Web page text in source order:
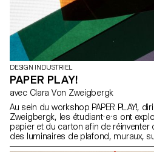
DESIGN INDUSTRIEL
PAPER PLAY!
avec Clara Von Zweigbergk
Au sein du workshop PAPER PLAY!,
Zweigbergk, les étudiant·e·s ont
papier et du carton afin de
des luminaires de plafond, muraux,
ou portables. L’accent a été mis sur